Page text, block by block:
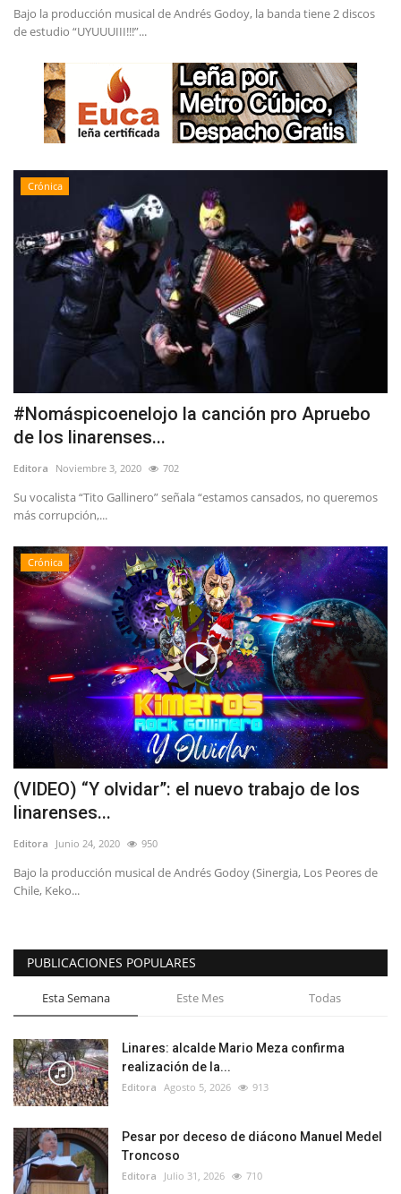
Bajo la producción musical de Andrés Godoy, la banda tiene 2 discos
de estudio “UYUUUIII!!!”...
Crónica
#Nomáspicoenelojo la canción pro Apruebo
de los linarenses...
Editora Noviembre 3, 2020 702
Su vocalista “Tito Gallinero” señala “estamos cansados, no queremos
más corrupción,...
Crónica
(VIDEO) “Y olvidar”: el nuevo trabajo de los
linarenses...
Editora Junio 24, 2020 950
Bajo la producción musical de Andrés Godoy (Sinergia, Los Peores de
Chile, Keko...
PUBLICACIONES POPULARES
Esta Semana Este Mes Todas
Linares: alcalde Mario Meza confirma
realización de la...
Editora Agosto 5, 2026 913
Pesar por deceso de diácono Manuel Medel
Troncoso
Editora Julio 31, 2026 710